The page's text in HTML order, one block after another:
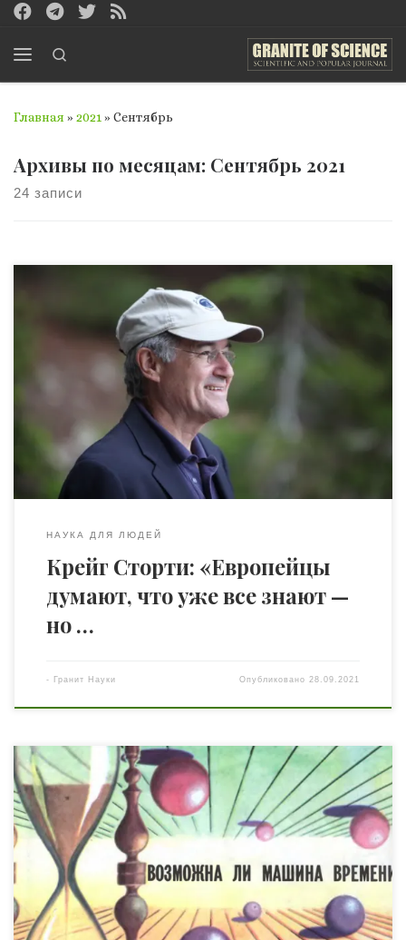
Перейти к содержимому
Главная » 2021 » Сентябрь
Архивы по месяцам: Сентябрь 2021
24 записи
В сегодняшнем мире глобализации вопрос о
межкультурных исследованиях, который напрямую
связан с менталитетом людей, становится как никогда
актуальным. Одним из самых известных консультантов
по вопросам эффективного управления глобальными и
культурно-разнообразными рабочими командами,
является Крейг Сторти. Крейг Сторти – широко
известный деятель в области межкультурных
коммуникаций и межкультурной адаптации, автор
нескольких […]
НАУКА ДЛЯ ЛЮДЕЙ
Крейг Сторти: «Европейцы
думают, что уже все знают —
но …
- Гранит Науки Опубликовано 28.09.2021
Автор: Герман Смирнов, инженер («Техника молодежи»,
№ 10, 1986г.) Считается, что машину времени,
позволяющую совершать путешествия в прошлое,
«изобрел» в 1895 году знаменитый английский писатель
— фантаст Г. Уэллс. Однако у него был предшественник:
в 1836 году — за тридцать лет до рождения Уэллса — в
Москве вышел необычный роман […]